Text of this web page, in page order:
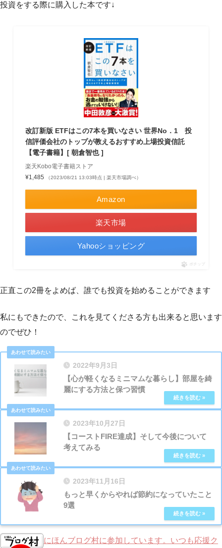
投資をする際に購入した本です↓
改訂新版 ETFはこの7本を買いなさい 世界No．1 投
信評価会社のトップが教えるおすすめ上場投資信託
【電子書籍】[ 朝倉智也 ]
楽天Kobo電子書籍ストア
¥1,485
（2023/08/21 13:03時点 | 楽天市場調べ）
Amazon
楽天市場
Yahooショッピング
ポチップ
正直この2冊をよめば、誰でも投資を始めることができます
私にもできたので、これを見てくださる方も出来ると思います
のでぜひ！
2022年9月3日
【心が軽くなるミニマムな暮らし】部屋を綺
麗にする方法と保つ習慣
2023年10月27日
【コーストFIRE達成】そして今後について
考えてみる
2023年11月16日
もっと早くからやれば節約になっていたこと
9選
にほんブログ村に参加しています。いつも応援ク